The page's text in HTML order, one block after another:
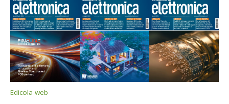
Edicola web